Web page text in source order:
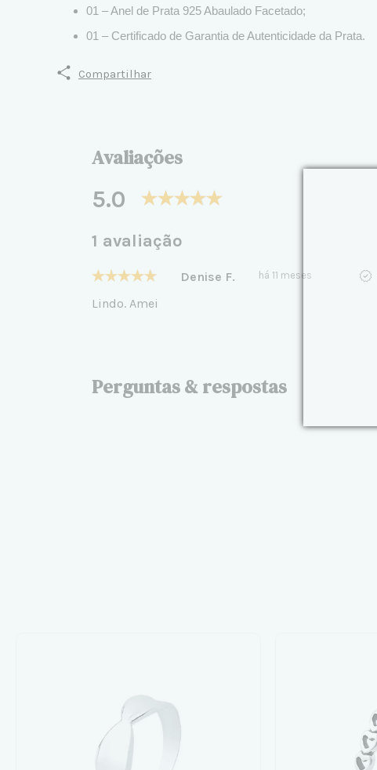
01 – Anel de Prata 925 Abaulado Facetado;
01 – Certificado de Garantia de Autenticidade da Prata.
Compartilhar
Avaliações
5.0
1 avaliação
Denise F. há 11 meses
Lindo. Amei
Perguntas & respostas